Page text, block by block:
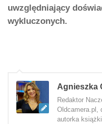
uwzględniający
wykluczonych.
Agnieszka
Redaktor
Oldcamera.pl,
autorka